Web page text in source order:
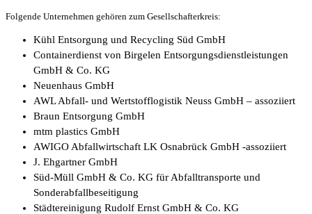
Folgende Unternehmen gehören zum Gesellschafterkreis:
Kühl Entsorgung und Recycling Süd GmbH
Containerdienst von Birgelen Entsorgungsdienstleistungen
GmbH & Co. KG
Neuenhaus GmbH
AWL Abfall- und Wertstofflogistik Neuss GmbH – assoziiert
Braun Entsorgung GmbH
mtm plastics GmbH
AWIGO Abfallwirtschaft LK Osnabrück GmbH -assoziiert
J. Ehgartner GmbH
Süd-Müll GmbH & Co. KG für Abfalltransporte und
Sonderabfallbeseitigung
Städtereinigung Rudolf Ernst GmbH & Co. KG